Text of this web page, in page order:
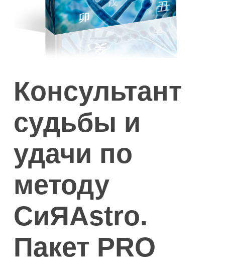
Консультант
судьбы и
удачи по
методу
СиЯAstro.
Пакет PRO